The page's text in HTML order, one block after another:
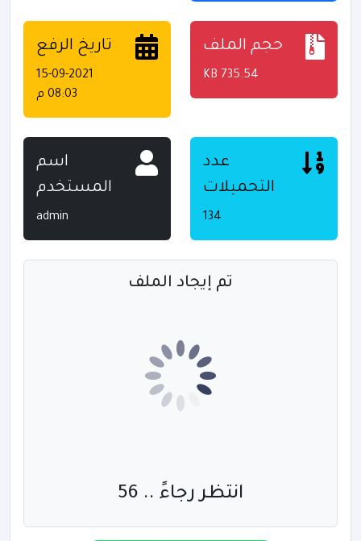
حجم الملف
735.54 KB
تاريخ الرفع
15-09-2021
08:03 م
عدد
التحميلات
134
اسم
المستخدم
admin
تم إيجاد الملف
انتظر رجاءً .. 55